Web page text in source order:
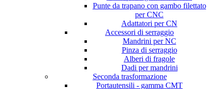
Punte da trapano con gambo filettato
per CNC
Adattatori per CN
Accessori di serraggio
Mandrini per NC
Pinza di serraggio
Alberi di fragole
Dadi per mandrini
Seconda trasformazione
Portautensili - gamma CMT